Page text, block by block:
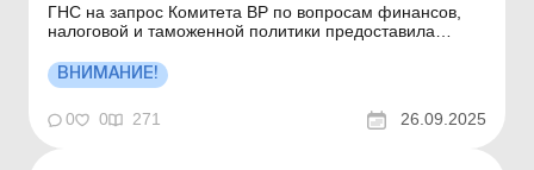
ГНС на запрос Комитета ВР по вопросам финансов,
налоговой и таможенной политики предоставила
налогового законодательства Украины. Больше по
теме: ГНС отвечает на актуальные вопросы
налогоплательщиков: письмо от 18.09.2025 ГНС
отвечает на актуальны...
ВНИМАНИЕ!
0 0 271 26.09.2025